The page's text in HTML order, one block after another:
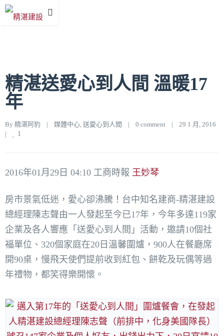
精湛送愛心到人間 溫暖17
年
By 精湛阿豹 | 媒體中心, 送愛心到人間 | 0 comment |
|
1
2016年01月29日 04:10 工商時報 王妙琴
房市景氣低迷，愛心卻沸騰！台中知名建商-精湛建設
總經理陳志聲由一人發起至今已17年，今年多達119家
企業及各人響應「送愛心到人間」活動，邀請10個社
福單位、320個家庭在20日溫馨圍爐，900人在餐廳席
開90桌，慢飛天使們提前收到紅包、餅乾及玩偶等過
年禮物，都笑得樂開懷。